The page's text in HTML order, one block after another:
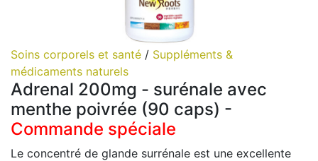
Soins corporels et santé / Suppléments &
médicaments naturels
Adrenal 200mg - surénale avec
menthe poivrée (90 caps) -
Commande spéciale
Le concentré de glande surrénale est une excellente